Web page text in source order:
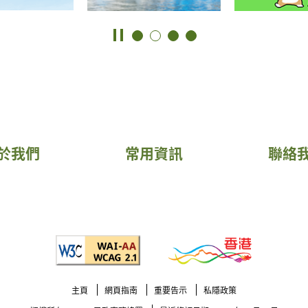
我們 常用資訊 聯絡
主頁 網頁指南 重要告示
私隱政策